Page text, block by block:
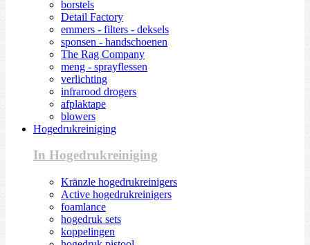
borstels
Detail Factory
emmers - filters - deksels
sponsen - handschoenen
The Rag Company
meng - sprayflessen
verlichting
infrarood drogers
afplaktape
blowers
Hogedrukreiniging
In Hogedrukreiniging
Kränzle hogedrukreinigers
Active hogedrukreinigers
foamlance
hogedruk sets
koppelingen